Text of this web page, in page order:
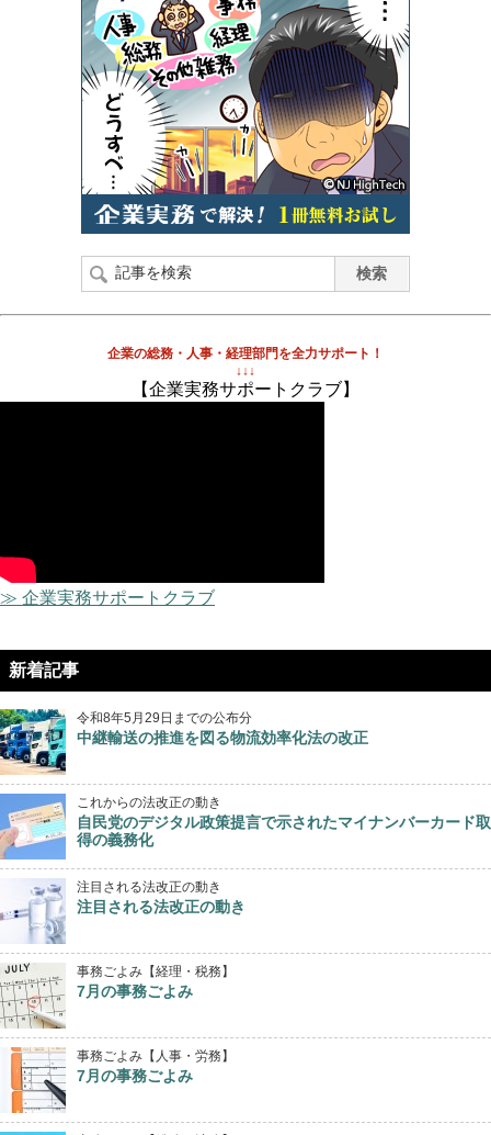
企業の総務・人事・経理部門を全力サポート！
↓↓↓
【企業実務サポートクラブ】
≫ 企業実務サポートクラブ
新着記事
令和8年5月29日までの公布分
中継輸送の推進を図る物流効率化法の改正
これからの法改正の動き
自民党のデジタル政策提言で示されたマイナンバーカード取
得の義務化
注目される法改正の動き
注目される法改正の動き
事務ごよみ【経理・税務】
7月の事務ごよみ
事務ごよみ【人事・労務】
7月の事務ごよみ